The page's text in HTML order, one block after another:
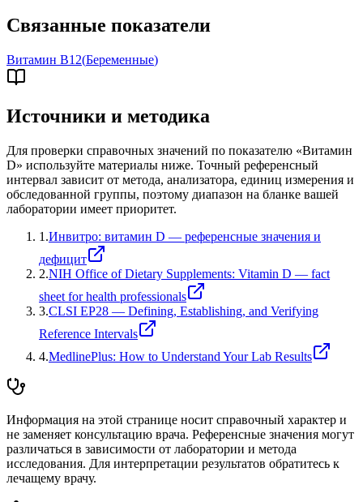
Связанные показатели
Витамин B12(Беременные)
Источники и методика
Для проверки справочных значений по показателю «Витамин
D» используйте материалы ниже. Точный референсный
интервал зависит от метода, анализатора, единиц измерения и
обследованной группы, поэтому диапазон на бланке вашей
лаборатории имеет приоритет.
1 .Инвитро: витамин D — референсные значения и
дефицит
2.NIH Office of Dietary Supplements: Vitamin D — fact
sheet for health professionals
3.CLSI EP28 — Defining, Establishing, and Verifying
Reference Intervals
4.MedlinePlus: How to Understand Your Lab Results
Информация на этой странице носит справочный характер и
не заменяет консультацию врача. Референсные значения могут
различаться в зависимости от лаборатории и метода
исследования. Для интерпретации результатов обратитесь к
лечащему врачу.